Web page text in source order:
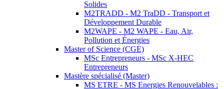
Solides
M2TRADD - M2 TraDD - Transport et
Développement Durable
M2WAPE - M2 WAPE - Eau, Air,
Pollution et Énergies
Master of Science (CGE)
MSc Entrepreneurs - MSc X-HEC
Entrepreneurs
Mastère spécialisé (Master)
MS ETRE - MS Energies Renouvelables :